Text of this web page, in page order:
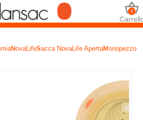
0
NovaLifeSacca NovaLife ApertaMonopezzo